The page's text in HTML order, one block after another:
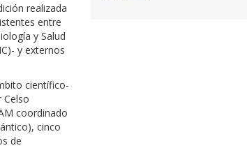
realizada
entre
y Salud
y externos
científico-
Celso
coordinado
cinco
de